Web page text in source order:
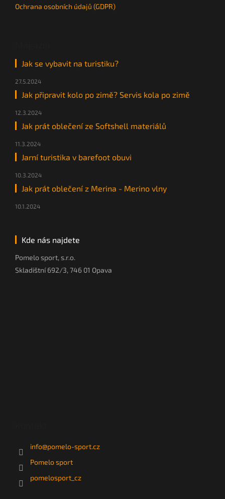
Ochrana osobních údajů (GDPR)
Jak se vybavit na turistiku?
27.5.2024
Jak připravit kolo po zimě? Servis kola po zimě
12.3.2024
Jak prát oblečení ze Softshell materiálů
11.3.2024
Jarní turistika v barefoot obuvi
10.3.2024
Jak prát oblečení z Merina - Merino vlny
10.1.2024
Kde nás najdete
Pomelo sport, s.r.o.
Skladištní 692/3, 746 01 Opava
info@pomelo-sport.cz
Pomelo sport
pomelosport_cz